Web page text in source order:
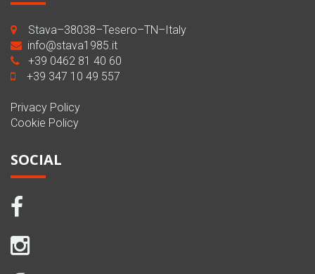
Stava–38038–Tesero–TN–Italy
info@stava1985.it
+39 0462 81 40 60
+39 347 10 49 557
Privacy Policy
Cookie Policy
SOCIAL